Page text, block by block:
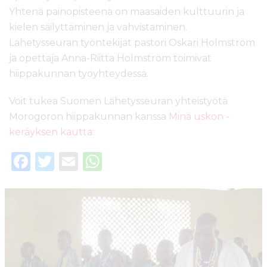
Yhtenä painopisteenä on maasaiden kulttuurin ja
kielen säilyttäminen ja vahvistaminen.
Lähetysseuran työntekijät pastori Oskari Holmström
ja opettaja Anna-Riitta Holmström toimivat
hiippakunnan työyhteydessä.
Voit tukea Suomen Lähetysseuran yhteistyötä
Morogoron hiippakunnan kanssa Minä uskon -
keräyksen kautta:
F
T
E
ai a
ts
A
p